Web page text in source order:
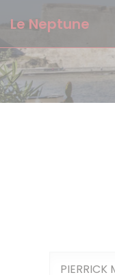
Le Neptune
PIERRICK